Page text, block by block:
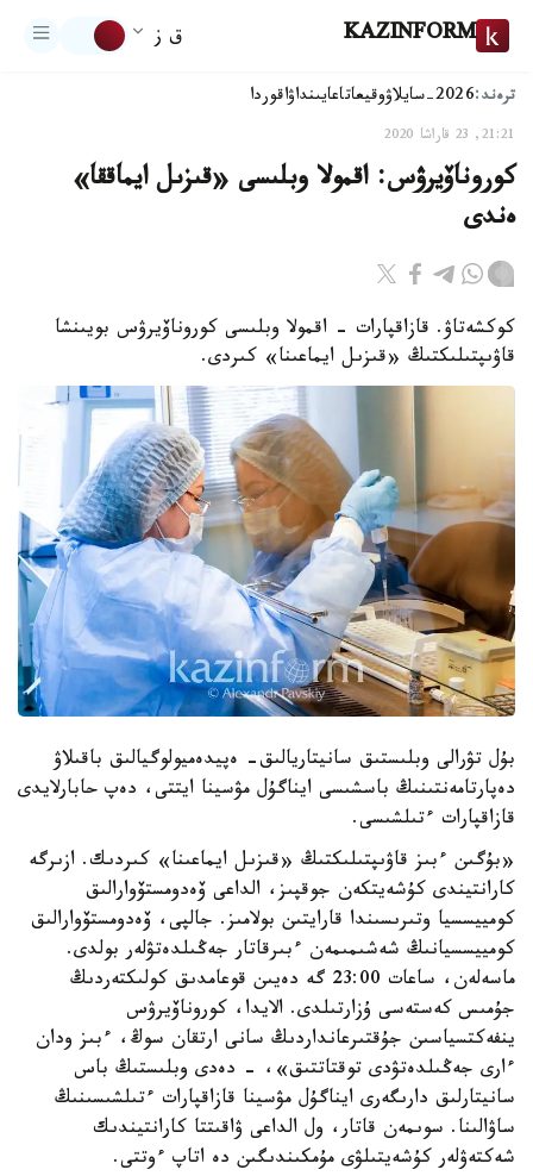
KAZINFORM ق ز
ترەند:2026-سايلاۋ وقيعاتاعايىنداۋاقوردا
21:21, 23 قاراشا 2020
كوروناۆيرۋس: اقمولا وبلىسى «قىزىل ايماققا»
ەندى
كوكشەتاۋ. قازاقپارات - اقمولا وبلىسى كوروناۆيرۋس بويىنشا
قاۋىپتىلىكتىڭ «قىزىل ايماعىنا» كىردى.
بۇل تۋرالى وبلىستىق سانيتاريالىق- ەپيدەميولوگيالىق باقىلاۋ
دەپارتامەنتىنىڭ باسشىسى ايناگۇل مۋسينا ايتتى، دەپ حابارلايدى
قازاقپارات ءتىلشىسى.
«بۇگىن ءبىز قاۋىپتىلىكتىڭ «قىزىل ايماعىنا» كىردىك. ازىرگە
كارانتيندى كۇشەيتكەن جوقپىز، الداعى ۆەدومستۆوارالىق
كومييسسيا وتىرىسىندا قارايتىن بولامىز. جالپى، ۆەدومستۆوارالىق
كومييسسيانىڭ شەشىمىمەن ءبىرقاتار جەڭىلدەتۋلەر بولدى.
ماسەلەن، ساعات 23:00 گە دەيىن قوعامدىق كولىكتەردىڭ
جۇمىس كەستەسى ۇزارتىلدى. الايدا، كوروناۆيرۋس
ينفەكتسياسىن جۇقتىرعانداردىڭ سانى ارتقان سوڭ، ءبىز ودان
ءارى جەڭىلدەتۋدى توقتاتتىق»، - دەدى وبلىستىڭ باس
سانيتارلىق دارىگەرى ايناگۇل مۋسينا قازاقپارات ءتىلشىسىنىڭ
ساۋالىنا. سوىمەن قاتار، ول الداعى ۋاقىتتا كارانتيندىك
شەكتەۋلەر كۇشەيتىلۋى مۇمكىندىگىن دە اتاپ ءوتتى.